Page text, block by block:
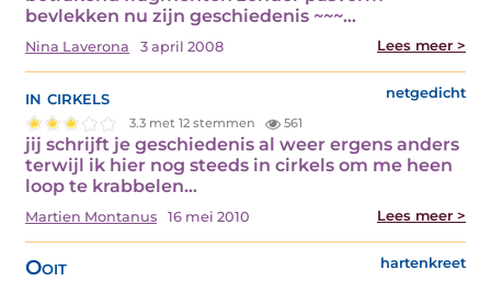
bevlekken nu zijn geschiedenis ~~~…
Nina Laverona 3 april 2008 Lees meer >
in cirkels netgedicht
3.3 met 12 stemmen 561
jij schrijft je geschiedenis al weer ergens anders
terwijl ik hier nog steeds in cirkels om me heen
loop te krabbelen…
Martien Montanus 16 mei 2010 Lees meer >
Ooit hartenkreet